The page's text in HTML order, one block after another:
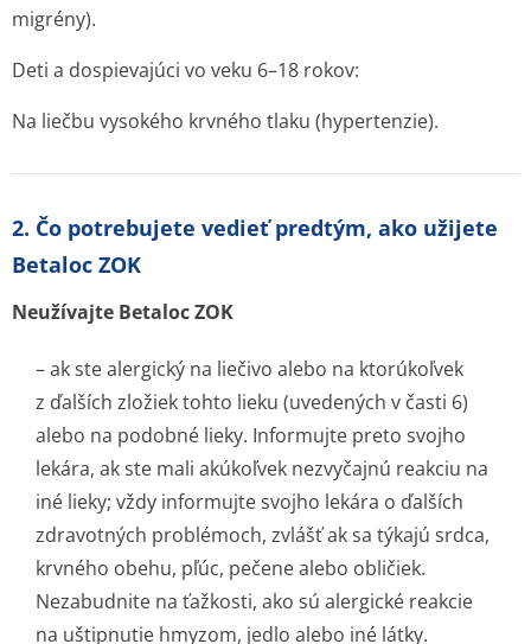
migrény).
Deti a dospievajúci vo veku 6–18 rokov:
Na liečbu vysokého krvného tlaku (hypertenzie).
2. Čo potrebujete vedieť predtým, ako užijete
Betaloc ZOK
Neužívajte Betaloc ZOK
– ak ste alergický na liečivo alebo na ktorúkoľvek
z ďalších zložiek tohto lieku (uvedených v časti 6)
alebo na podobné lieky. Informujte preto svojho
lekára, ak ste mali akúkoľvek nezvyčajnú reakciu na
iné lieky; vždy informujte svojho lekára o ďalších
zdravotných problémoch, zvlášť ak sa týkajú srdca,
krvného obehu, pľúc, pečene alebo obličiek.
Nezabudnite na ťažkosti, ako sú alergické reakcie
na uštipnutie hmyzom, jedlo alebo iné látky.